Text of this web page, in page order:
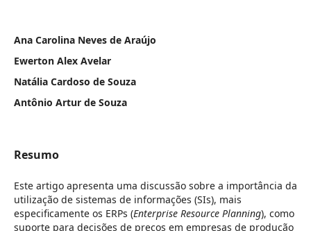
Ana Carolina Neves de Araújo
Ewerton Alex Avelar
Natália Cardoso de Souza
Antônio Artur de Souza
Resumo
Este artigo apresenta uma discussão sobre a importância da
utilização de sistemas de informações (SIs), mais
especificamente os ERPs (Enterprise Resource Planning), como
suporte para decisões de preços em empresas de produção